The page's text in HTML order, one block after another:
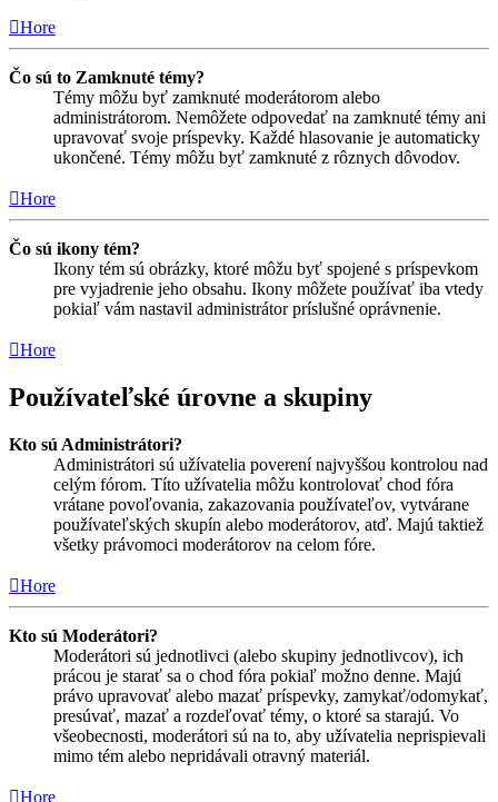
Hore
Čo sú to Zamknuté témy?
Témy môžu byť zamknuté moderátorom alebo
administrátorom. Nemôžete odpovedať na zamknuté témy ani
upravovať svoje príspevky. Každé hlasovanie je automaticky
ukončené. Témy môžu byť zamknuté z rôznych dôvodov.
Hore
Čo sú ikony tém?
Ikony tém sú obrázky, ktoré môžu byť spojené s príspevkom
pre vyjadrenie jeho obsahu. Ikony môžete používať iba vtedy
pokiaľ vám nastavil administrátor príslušné oprávnenie.
Hore
Používateľské úrovne a skupiny
Kto sú Administrátori?
Administrátori sú užívatelia poverení najvyššou kontrolou nad
celým fórom. Títo užívatelia môžu kontrolovať chod fóra
vrátane povoľovania, zakazovania používateľov, vytvárane
používateľských skupín alebo moderátorov, atď. Majú taktiež
všetky právomoci moderátorov na celom fóre.
Hore
Kto sú Moderátori?
Moderátori sú jednotlivci (alebo skupiny jednotlivcov), ich
prácou je starať sa o chod fóra pokiaľ možno denne. Majú
právo upravovať alebo mazať príspevky, zamykať/odomykať,
presúvať, mazať a rozdeľovať témy, o ktoré sa starajú. Vo
všeobecnosti, moderátori sú na to, aby užívatelia neprispievali
mimo tém alebo nepridávali otravný materiál.
Hore